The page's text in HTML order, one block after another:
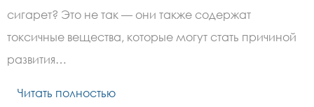
сигарет? Это не так — они также содержат
токсичные вещества, которые могут стать причиной
развития…
Читать полностью